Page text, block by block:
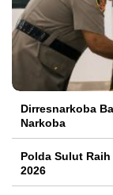
Dirresnarkoba
Narkoba
Polda Sulut
2026